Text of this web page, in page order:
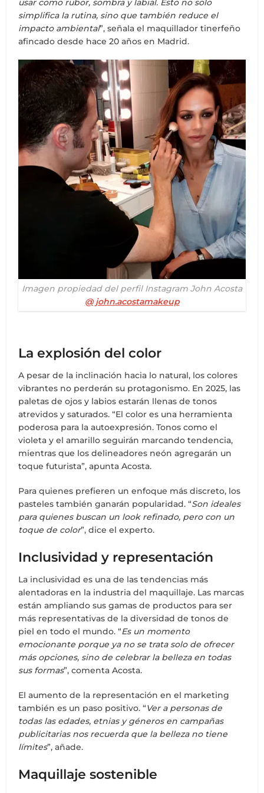
usar como rubor, sombra y labial. Esto no solo
simplifica la rutina, sino que también reduce el
impacto ambiental”, señala el maquillador tinerfeño
afincado desde hace 20 años en Madrid.
Imagen propiedad del perfil Instagram John Acosta
@ john.acostamakeup
La explosión del color
A pesar de la inclinación hacia lo natural, los colores
vibrantes no perderán su protagonismo. En 2025, las
paletas de ojos y labios estarán llenas de tonos
atrevidos y saturados. “El color es una herramienta
poderosa para la autoexpresión. Tonos como el
violeta y el amarillo seguirán marcando tendencia,
mientras que los delineadores neón agregarán un
toque futurista”, apunta Acosta.
Para quienes prefieren un enfoque más discreto, los
pasteles también ganarán popularidad. “Son ideales
para quienes buscan un look refinado, pero con un
toque de color”, dice el experto.
Inclusividad y representación
La inclusividad es una de las tendencias más
alentadoras en la industria del maquillaje. Las marcas
están ampliando sus gamas de productos para ser
más representativas de la diversidad de tonos de
piel en todo el mundo. “Es un momento
emocionante porque ya no se trata solo de ofrecer
más opciones, sino de celebrar la belleza en todas
sus formas”, comenta Acosta.
El aumento de la representación en el marketing
también es un paso positivo. “Ver a personas de
todas las edades, etnias y géneros en campañas
publicitarias nos recuerda que la belleza no tiene
límites”, añade.
Maquillaje sostenible